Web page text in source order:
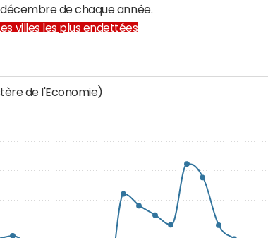
de chaque année.
villes les plus endettées
de l'Economie)